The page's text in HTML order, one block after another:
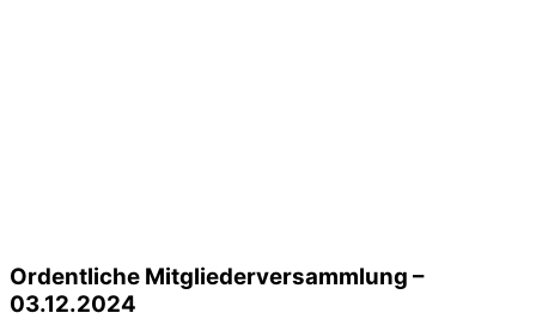
Ordentliche Mitgliederversammlung –
03.12.2024